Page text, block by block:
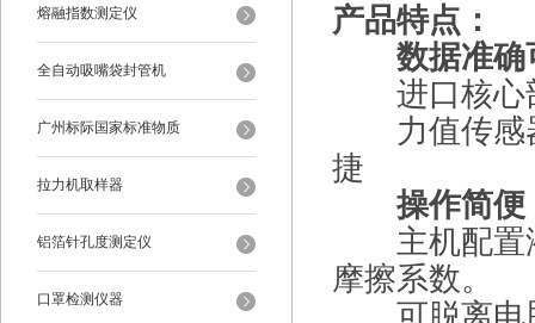
熔融指数测定仪
全自动吸嘴袋封管机
广州标际国家标准物质
拉力机取样器
铝箔针孔度测定仪
口罩检测仪器
产品特点：
数据准确
进口核心
力值传感器
捷
操作简便
主机配置液
摩擦系数。
可脱离电